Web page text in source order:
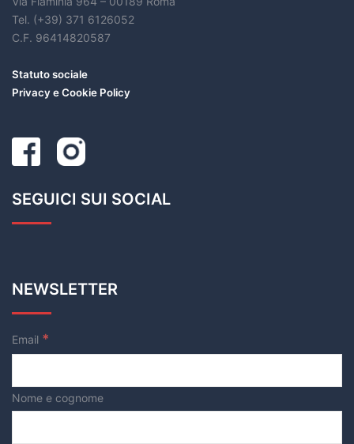
Tel. (+39) 371 6126052
C.F. 96414820587
Statuto sociale
Privacy e Cookie Policy
SEGUICI SUI SOCIAL
NEWSLETTER
Email *
Nome e cognome